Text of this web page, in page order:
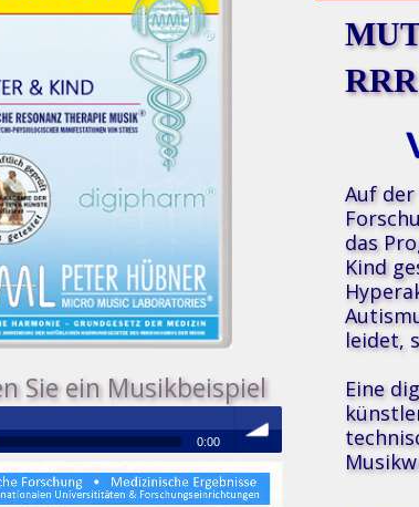
Sie ein Musikbeispiel
Medizinische Resonanz Therapie
0:00
volume
Resonanz Therapie Musik®
Auf
das
Kind
leidet,
Eine